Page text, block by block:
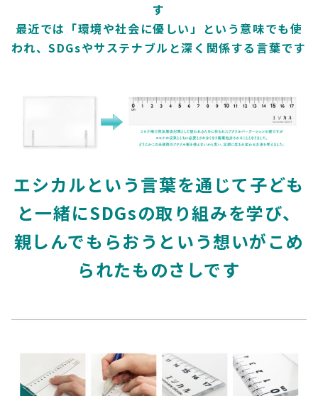
す
最近では「環境や社会に優しい」という意味でも使
われ、SDGsやサステナブルと深く関係する言葉です
エシカルという言葉を通じて子ども
と一緒にSDGsの取り組みを学び、
親しんでもらおうという想いがこめ
られたものさしです